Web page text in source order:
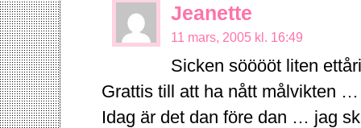
Jeanette
11 mars, 2005 kl. 16:49
Sicken sööööt liten
Grattis till att ha nått målvikten …
Idag är det dan före dan … jag